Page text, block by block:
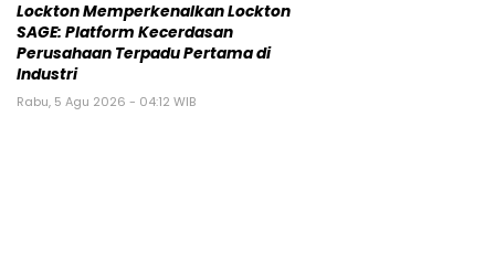
Lockton Memperkenalkan Lockton
SAGE: Platform Kecerdasan
Perusahaan Terpadu Pertama di
Industri
Rabu, 5 Agu 2026 - 04:12 WIB